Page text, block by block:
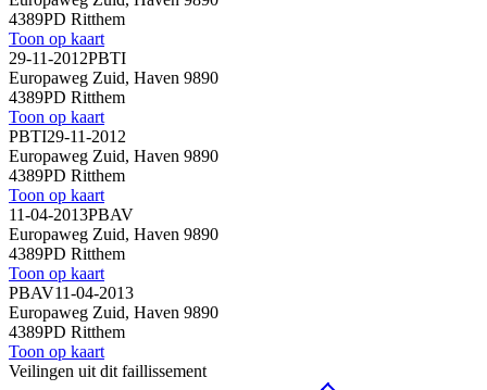
4389PD Ritthem
Toon op kaart
29-11-2012PBTI
Europaweg Zuid, Haven 9890
4389PD Ritthem
Toon op kaart
PBTI29-11-2012
Europaweg Zuid, Haven 9890
4389PD Ritthem
Toon op kaart
11-04-2013PBAV
Europaweg Zuid, Haven 9890
4389PD Ritthem
Toon op kaart
PBAV11-04-2013
Europaweg Zuid, Haven 9890
4389PD Ritthem
Toon op kaart
Veilingen uit dit faillissement